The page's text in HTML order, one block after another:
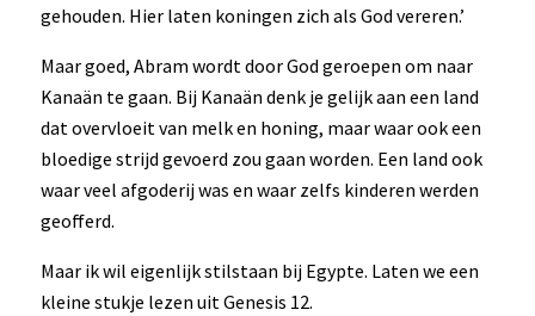
gehouden. Hier laten koningen zich als God vereren.’
Maar goed, Abram wordt door God geroepen om naar
Kanaän te gaan. Bij Kanaän denk je gelijk aan een land
dat overvloeit van melk en honing, maar waar ook een
bloedige strijd gevoerd zou gaan worden. Een land ook
waar veel afgoderij was en waar zelfs kinderen werden
geofferd.
Maar ik wil eigenlijk stilstaan bij Egypte. Laten we een
kleine stukje lezen uit Genesis 12.